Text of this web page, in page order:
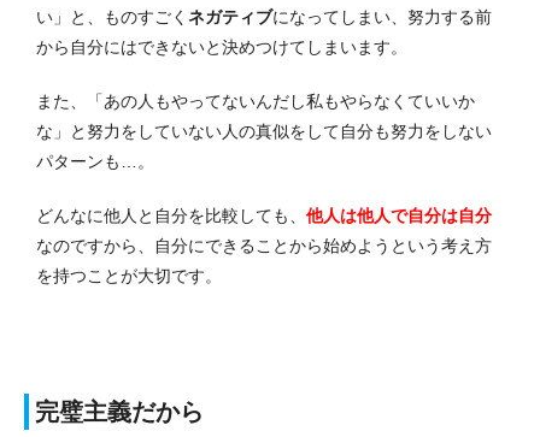
い」と、ものすごく ネガティブになってしまい、努力する前
から自分にはできないと決めつけてしまいます。
また、「あの人もやってないんだし私もやらなくていいか
な」と努力をしていない人の真似をして自分も努力をしない
パターンも…。
どんなに他人と自分を比較しても、 他人は他人で自分は自分
なのですから、自分にできることから始めようという考え方
を持つことが大切です。
完璧主義だから